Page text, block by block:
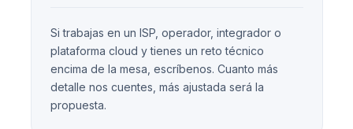
Si trabajas en un ISP, operador, integrador o
plataforma cloud y tienes un reto técnico
encima de la mesa, escríbenos. Cuanto más
detalle nos cuentes, más ajustada será la
propuesta.